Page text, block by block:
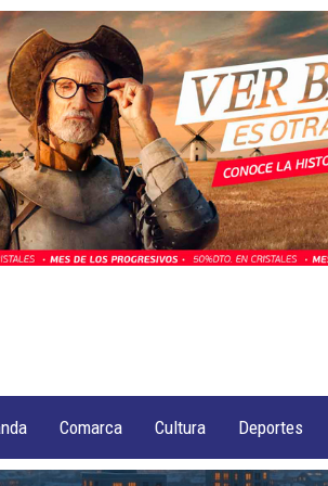
Comarca Cultura Deportes